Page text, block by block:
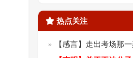
热点关注
【感言】走出考场那一刻，心里终于